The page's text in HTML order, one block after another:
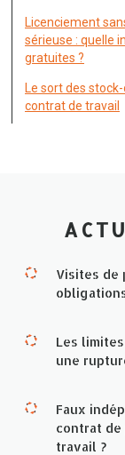
Licenciement
sérieuse : quelle
gratuites ?
Le sort des
contrat de travail
Visites de
Les
une
Faux
contrat
travail ?